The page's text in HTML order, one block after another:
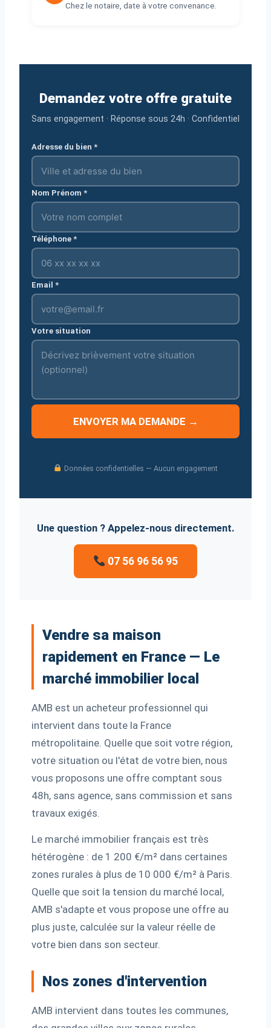
Chez le notaire, date à votre convenance.
Demandez votre offre gratuite
Sans engagement · Réponse sous 24h · Confidentiel
Adresse du bien *
Nom Prénom *
Téléphone *
Email *
Votre situation
ENVOYER MA DEMANDE →
Données confidentielles — Aucun engagement
Une question ? Appelez-nous directement.
07 56 96 56 95
Vendre sa maison
rapidement en France — Le
marché immobilier local
AMB est un acheteur professionnel qui
intervient dans toute la France
métropolitaine. Quelle que soit votre région,
votre situation ou l'état de votre bien, nous
vous proposons une offre comptant sous
48h, sans agence, sans commission et sans
travaux exigés.
Le marché immobilier français est très
hétérogène : de 1 200 €/m² dans certaines
zones rurales à plus de 10 000 €/m² à Paris.
Quelle que soit la tension du marché local,
AMB s'adapte et vous propose une offre au
plus juste, calculée sur la valeur réelle de
votre bien dans son secteur.
Nos zones d'intervention
AMB intervient dans toutes les communes,